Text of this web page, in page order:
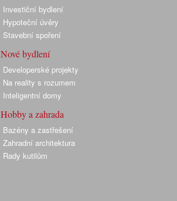
Investiční bydlení
Hypoteční úvěry
Stavební spoření
Nové bydlení
Developerské projekty
Na reality s rozumem
Inteligentní domy
Hobby a zahrada
Bazény a zastřešení
Zahradní architektura
Rady kutilům